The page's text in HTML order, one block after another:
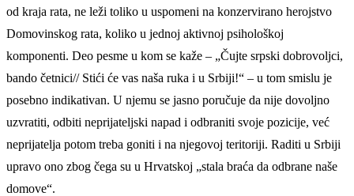
od kraja rata, ne leži toliko u uspomeni na konzervirano herojstvo
Domovinskog rata, koliko u jednoj aktivnoj psihološkoj
komponenti. Deo pesme u kom se kaže – „Čujte srpski dobrovoljci,
bando četnici// Stići će vas naša ruka i u Srbiji!“ – u tom smislu je
posebno indikativan. U njemu se jasno poručuje da nije dovoljno
uzvratiti, odbiti neprijateljski napad i odbraniti svoje pozicije, već
neprijatelja potom treba goniti i na njegovoj teritoriji. Raditi u Srbiji
upravo ono zbog čega su u Hrvatskoj „stala braća da odbrane naše
domove“.